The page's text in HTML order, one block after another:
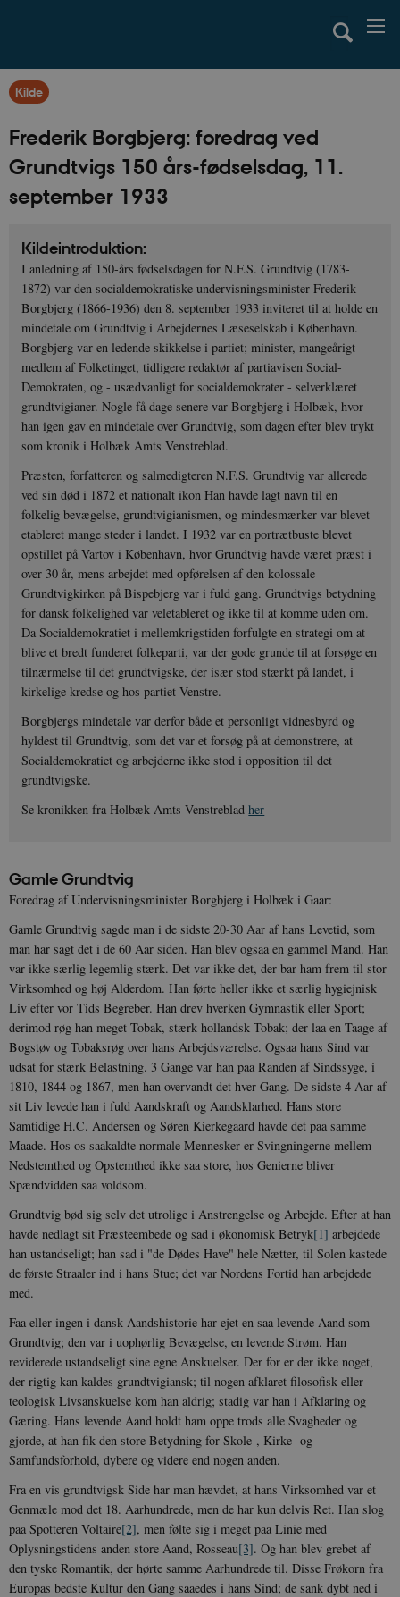
Kilde
Frederik Borgbjerg: foredrag ved
Grundtvigs 150 års-fødselsdag, 11.
september 1933
Kildeintroduktion:
I anledning af 150-års fødselsdagen for N.F.S. Grundtvig (1783-
1872) var den socialdemokratiske undervisningsminister Frederik
Borgbjerg (1866-1936) den 8. september 1933 inviteret til at holde en
mindetale om Grundtvig i Arbejdernes Læseselskab i København.
Borgbjerg var en ledende skikkelse i partiet; minister, mangeårigt
medlem af Folketinget, tidligere redaktør af partiavisen Social-
Demokraten, og - usædvanligt for socialdemokrater - selverklæret
grundtvigianer. Nogle få dage senere var Borgbjerg i Holbæk, hvor
han igen gav en mindetale over Grundtvig, som dagen efter blev trykt
som kronik i Holbæk Amts Venstreblad.
Præsten, forfatteren og salmedigteren N.F.S. Grundtvig var allerede
ved sin død i 1872 et nationalt ikon Han havde lagt navn til en
folkelig bevægelse, grundtvigianismen, og mindesmærker var blevet
etableret mange steder i landet. I 1932 var en portrætbuste blevet
opstillet på Vartov i København, hvor Grundtvig havde været præst i
over 30 år, mens arbejdet med opførelsen af den kolossale
Grundtvigkirken på Bispebjerg var i fuld gang. Grundtvigs betydning
for dansk folkelighed var veletableret og ikke til at komme uden om.
Da Socialdemokratiet i mellemkrigstiden forfulgte en strategi om at
blive et bredt funderet folkeparti, var der gode grunde til at forsøge en
tilnærmelse til det grundtvigske, der især stod stærkt på landet, i
kirkelige kredse og hos partiet Venstre.
Borgbjergs mindetale var derfor både et personligt vidnesbyrd og
hyldest til Grundtvig, som det var et forsøg på at demonstrere, at
Socialdemokratiet og arbejderne ikke stod i opposition til det
grundtvigske.
Se kronikken fra Holbæk Amts Venstrebladher
Gamle Grundtvig
Foredrag af Undervisningsminister Borgbjerg i Holbæk i Gaar:
Gamle Grundtvig sagde man i de sidste 20-30 Aar af hans Levetid, som
man har sagt det i de 60 Aar siden. Han blev ogsaa en gammel Mand. Han
var ikke særlig legemlig stærk. Det var ikke det, der bar ham frem til stor
Virksomhed og høj Alderdom. Han førte heller ikke et særlig hygiejnisk
Liv efter vor Tids Begreber. Han drev hverken Gymnastik eller Sport;
derimod røg han meget Tobak, stærk hollandsk Tobak; der laa en Taage af
Bogstøv og Tobaksrøg over hans Arbejdsværelse. Ogsaa hans Sind var
udsat for stærk Belastning. 3 Gange var han paa Randen af Sindssyge, i
1810, 1844 og 1867, men han overvandt det hver Gang. De sidste 4 Aar af
sit Liv levede han i fuld Aandskraft og Aandsklarhed. Hans store
Samtidige H.C. Andersen og Søren Kierkegaard havde det paa samme
Maade. Hos os saakaldte normale Mennesker er Svingningerne mellem
Nedstemthed og Opstemthed ikke saa store, hos Genierne bliver
Spændvidden saa voldsom.
Grundtvig bød sig selv det utrolige i Anstrengelse og Arbejde. Efter at han
havde nedlagt sit Præsteembede og sad i økonomisk Betryk[1] arbejdede
han ustandseligt; han sad i "de Dødes Have" hele Nætter, til Solen kastede
de første Straaler ind i hans Stue; det var Nordens Fortid han arbejdede
med.
Faa eller ingen i dansk Aandshistorie har ejet en saa levende Aand som
Grundtvig; den var i uophørlig Bevægelse, en levende Strøm. Han
reviderede ustandseligt sine egne Anskuelser. Der for er der ikke noget,
der rigtig kan kaldes grundtvigiansk; til nogen afklaret filosofisk eller
teologisk Livsanskuelse kom han aldrig; stadig var han i Afklaring og
Gæring. Hans levende Aand holdt ham oppe trods alle Svagheder og
gjorde, at han fik den store Betydning for Skole-, Kirke- og
Samfundsforhold, dybere og videre end nogen anden.
Fra en vis grundtvigsk Side har man hævdet, at hans Virksomhed var et
Genmæle mod det 18. Aarhundrede, men de har kun delvis Ret. Han slog
paa Spotteren Voltaire[2], men følte sig i meget paa Linie med
Oplysningstidens anden store Aand, Rosseau[3]. Og han blev grebet af
den tyske Romantik, der hørte samme Aarhundrede til. Disse Frøkorn fra
Europas bedste Kultur den Gang saaedes i hans Sind; de sank dybt ned i